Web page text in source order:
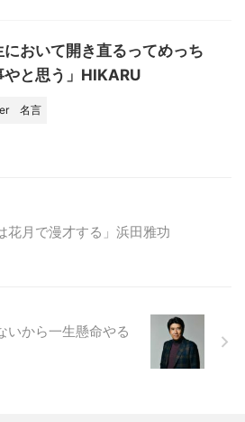
において開き直るってめっち
やと思う」HIKARU
名言
花月で漫才する」浜田雅功
いから一生懸命やる